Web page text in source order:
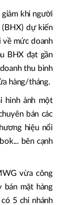
giảm khi người
(BHX) dự kiến
về mức doanh
BHX đạt gần
thu bình
hàng/tháng.
hình ảnh một
bán các
hiệu nổi
bên cạnh
vừa công
bán mặt hàng
5 chi nhánh